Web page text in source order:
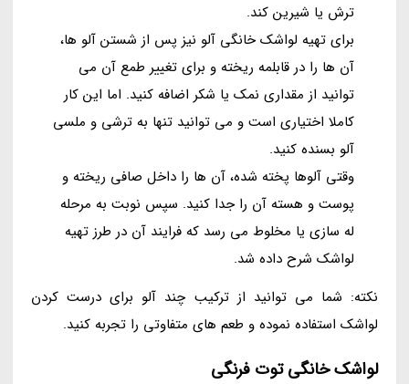
ترش یا شیرین کند.
برای تهیه لواشک خانگی آلو نیز پس از شستن آلو ها،
آن ها را در قابلمه ریخته و برای تغییر طمع آن می
توانید از مقداری نمک یا شکر اضافه کنید. اما این کار
کاملا اختیاری است و می توانید تنها به ترشی و ملسی
آلو بسنده کنید.
وقتی آلوها پخته شده، آن ها را داخل صافی ریخته و
پوست و هسته آن را جدا کنید. سپس نوبت به مرحله
له سازی یا مخلوط می رسد که فرایند آن در طرز تهیه
لواشک شرح داده شد.
نکته: شما می توانید از ترکیب چند آلو برای درست کردن
لواشک استفاده نموده و طعم های متفاوتی را تجربه کنید.
لواشک خانگی توت فرنگی